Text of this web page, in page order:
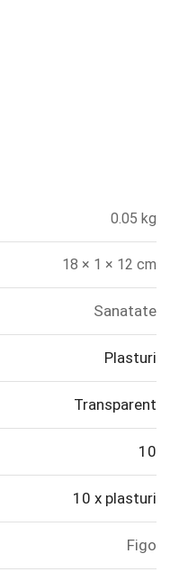
0.05 kg
18 × 1 × 12 cm
Sanatate
Plasturi
Transparent
10
10 x plasturi
Figo